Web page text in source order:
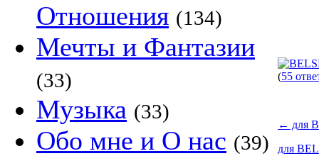
Отношения (134)
Мечты и Фантазии
(33)
Музыка (33)
Обо мне и О нас (39)
(55
← для
для